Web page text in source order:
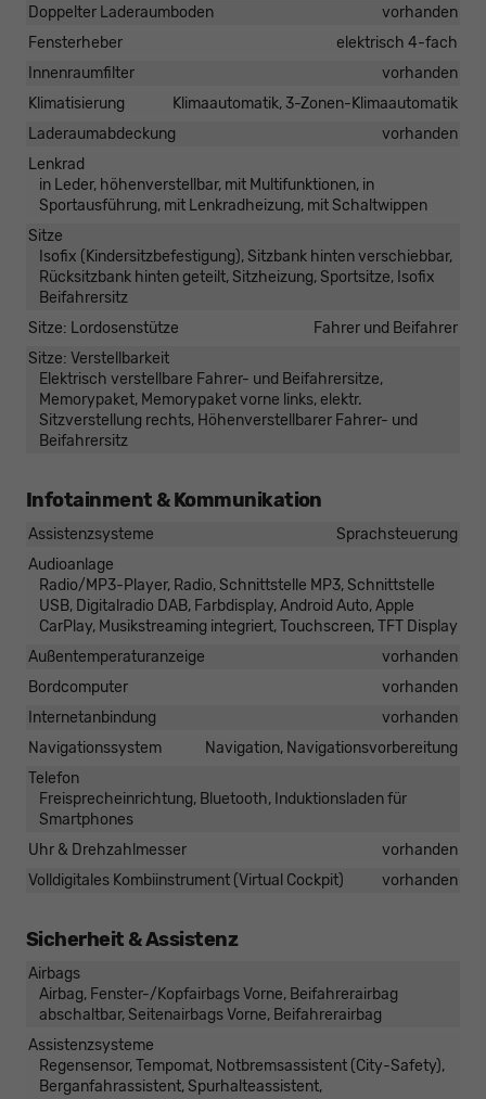
Doppelter Laderaumboden
vorhanden
Fensterheber
elektrisch 4-fach
Innenraumfilter
vorhanden
Klimatisierung
Klimaautomatik, 3-Zonen-Klimaautomatik
Laderaumabdeckung
vorhanden
Lenkrad
in Leder, höhenverstellbar, mit Multifunktionen, in
Sportausführung, mit Lenkradheizung, mit Schaltwippen
Sitze
Isofix (Kindersitzbefestigung), Sitzbank hinten verschiebbar,
Rücksitzbank hinten geteilt, Sitzheizung, Sportsitze, Isofix
Beifahrersitz
Sitze: Lordosenstütze
Fahrer und Beifahrer
Sitze: Verstellbarkeit
Elektrisch verstellbare Fahrer- und Beifahrersitze,
Memorypaket, Memorypaket vorne links, elektr.
Sitzverstellung rechts, Höhenverstellbarer Fahrer- und
Beifahrersitz
Infotainment & Kommunikation
Assistenzsysteme
Sprachsteuerung
Audioanlage
Radio/MP3-Player, Radio, Schnittstelle MP3, Schnittstelle
USB, Digitalradio DAB, Farbdisplay, Android Auto, Apple
CarPlay, Musikstreaming integriert, Touchscreen, TFT Display
Außentemperaturanzeige
vorhanden
Bordcomputer
vorhanden
Internetanbindung
vorhanden
Navigationssystem
Navigation, Navigationsvorbereitung
Telefon
Freisprecheinrichtung, Bluetooth, Induktionsladen für
Smartphones
Uhr & Drehzahlmesser
vorhanden
Volldigitales Kombiinstrument (Virtual Cockpit)
vorhanden
Sicherheit & Assistenz
Airbags
Airbag, Fenster-/Kopfairbags Vorne, Beifahrerairbag
abschaltbar, Seitenairbags Vorne, Beifahrerairbag
Assistenzsysteme
Regensensor, Tempomat, Notbremsassistent (City-Safety),
Berganfahrassistent, Spurhalteassistent,